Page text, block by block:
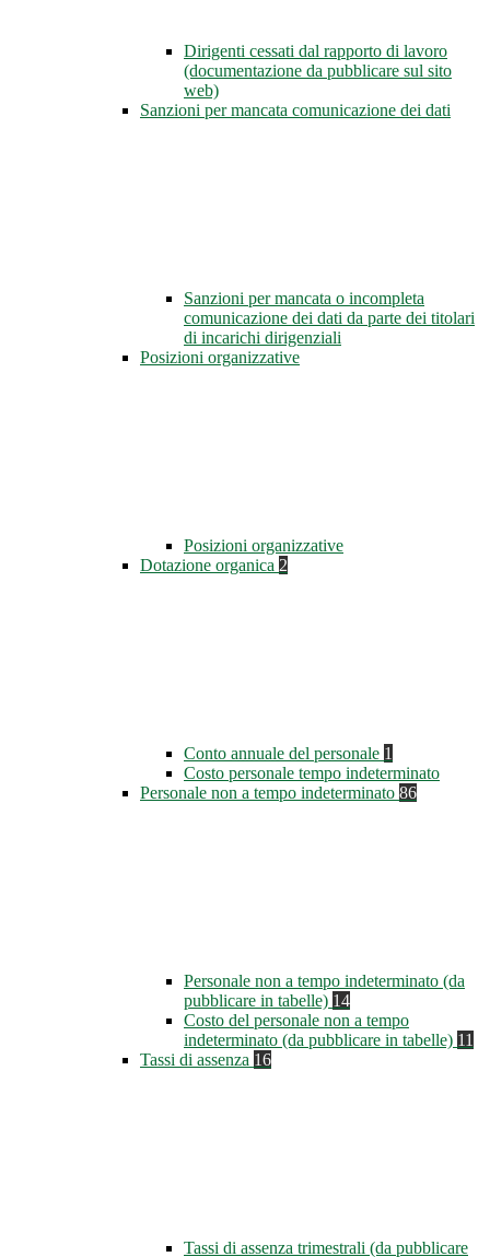
Dirigenti cessati dal rapporto di lavoro
(documentazione da pubblicare sul sito
web)
Sanzioni per mancata comunicazione dei dati
Sanzioni per mancata o incompleta
comunicazione dei dati da parte dei titolari
di incarichi dirigenziali
Posizioni organizzative
Posizioni organizzative
Dotazione organica 2
Conto annuale del personale 1
Costo personale tempo indeterminato
Personale non a tempo indeterminato 86
Personale non a tempo indeterminato (da
pubblicare in tabelle) 14
Costo del personale non a tempo
indeterminato (da pubblicare in tabelle) 11
Tassi di assenza 16
Tassi di assenza trimestrali (da pubblicare